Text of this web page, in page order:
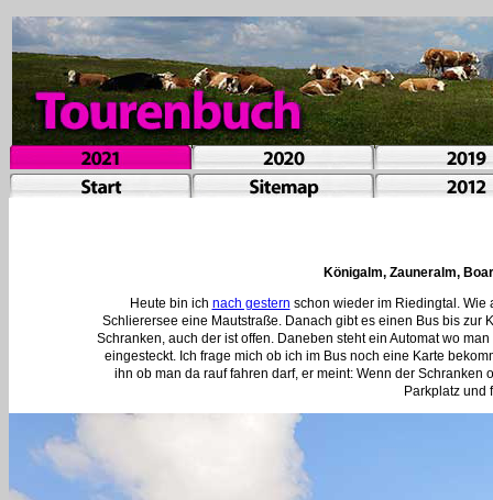
Königalm, Zauneralm,
Heute bin ich nach gestern schon wieder im Riedingtal. Wie
Schlierersee eine Mautstraße. Danach gibt es einen Bus bis zur
Schranken, auch der ist offen. Daneben steht ein Automat wo
eingesteckt. Ich frage mich ob ich im Bus noch eine Karte
ihn ob man da rauf fahren darf, er meint: Wenn der
Parkplatz und